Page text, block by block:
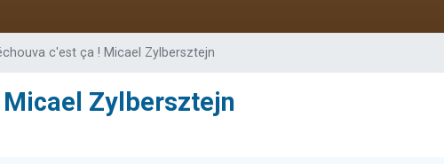
c'est ça ! Micael Zylbersztejn
Micael Zylbersztejn